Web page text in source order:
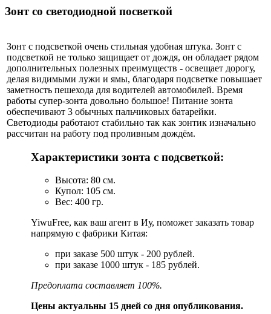
Зонт со светодиодной посветкой
Зонт с подсветкой очень стильная удобная штука. Зонт с
подсветкой не только защищает от дождя, он обладает рядом
дополнительных полезных преимуществ - освещает дорогу,
делая видимыми лужи и ямы, благодаря подсветке повышает
заметность пешехода для водителей автомобилей. Время
работы супер-зонта довольно большое! Питание зонта
обеспечивают 3 обычных пальчиковых батарейки.
Светодиоды работают стабильно так как зонтик изначально
рассчитан на работу под проливным дождём.
Характеристики зонта с подсветкой:
Высота: 80 см.
Купол: 105 см.
Вес: 400 гр.
YiwuFree, как ваш агент в Иу, поможет заказать товар
напрямую с фабрики Китая:
при заказе 500 штук - 200 рублей.
при заказе 1000 штук - 185 рублей.
Предоплата составляет 100%.
Цены актуальны 15 дней со дня опубликования.